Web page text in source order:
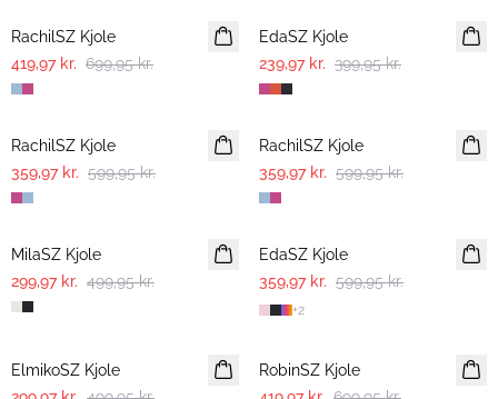
RachilSZ Kjole
419,97 kr. 699,95 kr.
EdaSZ Kjole
239,97 kr. 399,95 kr.
-40%
RachilSZ Kjole
359,97 kr. 599,95 kr.
-40%
RachilSZ Kjole
359,97 kr. 599,95 kr.
-40%
MilaSZ Kjole
299,97 kr. 499,95 kr.
-40%
EdaSZ Kjole
359,97 kr. 599,95 kr.
+2
ElmikoSZ Kjole
RobinSZ Kjole